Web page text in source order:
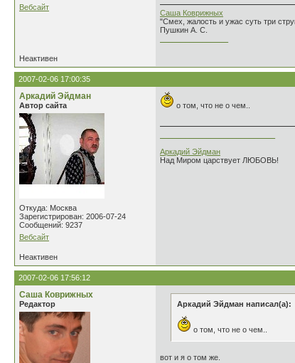
Вебсайт
Саша Коврижных
"Смех, жалость и ужас суть три
Пушкин А. С.
Неактивен
2007-02-06 17:00:35
Аркадий Эйдман
Автор сайта
Откуда: Москва
Зарегистрирован: 2006-07-24
Сообщений: 9237
Вебсайт
о том, что не о чем..
Аркадий Эйдман
Над Миром царствует ЛЮБОВЬ!
Неактивен
2007-02-06 17:56:12
Саша Коврижных
Редактор Аркадий Эйдман написал(а):
о том, что не о чем..
вот и я о том же.